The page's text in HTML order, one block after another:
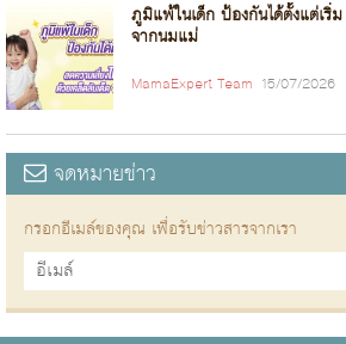
ภูมิแพ้ในเด็ก ป้องกันได้ตั้งแต่เริ่
จากนมแม่
MamaExpert Team 15/07/2026
จดหมายข่าว
กรอกอีเมล์ของคุณ เพื่อรับข่าวสารจากเรา